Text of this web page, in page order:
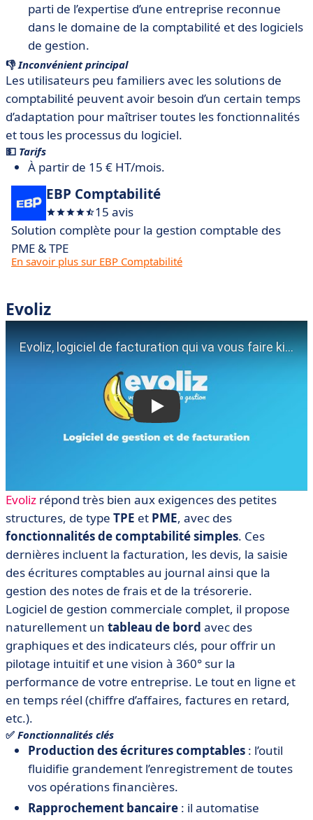
parti de l’expertise d’une entreprise reconnue
dans le domaine de la comptabilité et des logiciels
de gestion.
👎 Inconvénient principal
Les utilisateurs peu familiers avec les solutions de
comptabilité peuvent avoir besoin d’un certain temps
d’adaptation pour maîtriser toutes les fonctionnalités
et tous les processus du logiciel.
💵 Tarifs
À partir de 15 € HT/mois.
EBP Comptabilité
15 avis
Solution complète pour la gestion comptable des
PME & TPE
En savoir plus sur EBP Comptabilité
Evoliz
Evoliz répond très bien aux exigences des petites
structures, de type TPE et PME, avec des
fonctionnalités de comptabilité simples. Ces
dernières incluent la facturation, les devis, la saisie
des écritures comptables au journal ainsi que la
gestion des notes de frais et de la trésorerie.
Logiciel de gestion commerciale complet, il propose
naturellement un tableau de bord avec des
graphiques et des indicateurs clés, pour offrir un
pilotage intuitif et une vision à 360° sur la
performance de votre entreprise. Le tout en ligne et
en temps réel (chiffre d’affaires, factures en retard,
etc.).
✅ Fonctionnalités clés
Production des écritures comptables : l’outil
fluidifie grandement l’enregistrement de toutes
vos opérations financières.
Rapprochement bancaire : il automatise